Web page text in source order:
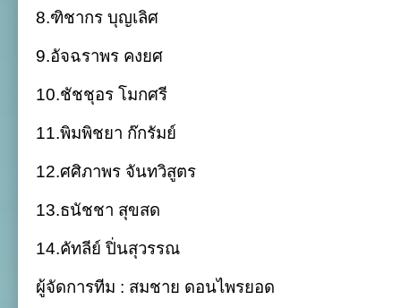
8.ฑิชากร บุญเลิศ
9.อัจฉราพร คงยศ
10.ชัชชุอร โมกศรี
11.พิมพิชยา ก๊กรัมย์
12.ศศิภาพร จันทวิสูตร
13.ธนัชชา สุขสด
14.คัทลีย์ ปิ่นสุวรรณ
ผู้จัดการทีม : สมชาย ดอนไพรยอด